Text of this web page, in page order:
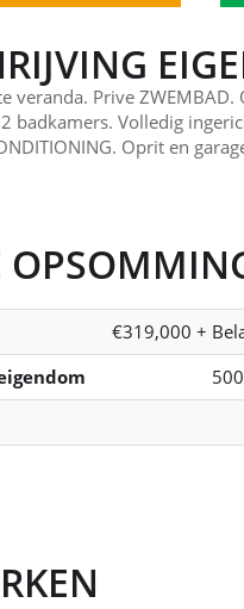
veranda. Prive
badkamers. Volledig
Oprit en
€319,000 +